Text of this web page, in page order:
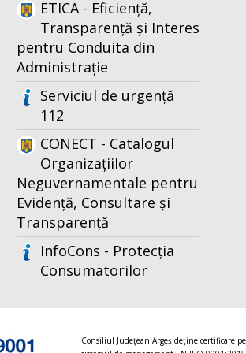
ETICA - Eficiență,
Transparență și Interes
pentru Conduita din
Administrație
Serviciul de urgență
112
CONECT - Catalogul
Organizațiilor
Neguvernamentale pentru
Evidență, Consultare și
Transparență
InfoCons - Protecția
Consumatorilor
Consiliul Judeţean Argeș deţine certificare